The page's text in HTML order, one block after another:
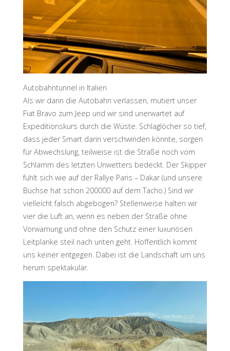
Autobahntunnel in Italien
Als wir dann die Autobahn verlassen, mutiert unser
Fiat Bravo zum Jeep und wir sind unerwartet auf
Expeditionskurs durch die Wüste. Schlaglöcher so tief,
dass jeder Smart darin verschwinden könnte, sorgen
für Abwechslung, teilweise ist die Straße noch vom
Schlamm des letzten Unwetters bedeckt. Der Skipper
fühlt sich wie auf der Rallye Paris – Dakar (und unsere
Büchse hat schon 200000 auf dem Tacho.) Sind wir
vielleicht falsch abgebogen? Stellenweise halten wir
vier die Luft an, wenn es neben der Straße ohne
Vorwarnung und ohne den Schutz einer luxuriösen
Leitplanke steil nach unten geht. Hoffentlich kommt
uns keiner entgegen. Dabei ist die Landschaft um uns
herum spektakulär.